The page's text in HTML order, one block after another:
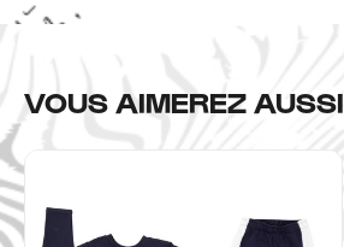
VOUS AIMEREZ AUSSI